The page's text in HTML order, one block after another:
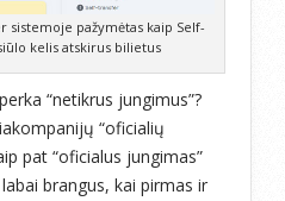
sistemoje pažymėtas kaip Self-
kelis atskirus bilietus
“netikrus jungimus”?
“oficialių
pat “oficialus jungimas”
brangus, kai pirmas ir